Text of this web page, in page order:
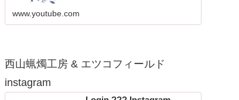
www.youtube.com
西山蝋燭工房 & エツコフィールド
instagram